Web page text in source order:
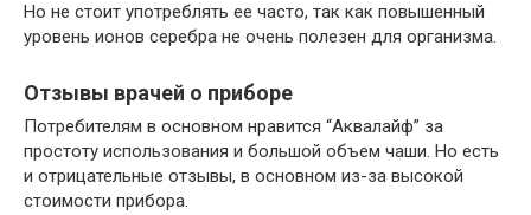
Но не стоит употреблять ее часто, так как повышенный
уровень ионов серебра не очень полезен для организма.
Отзывы врачей о приборе
Потребителям в основном нравится “Аквалайф” за
простоту использования и большой объем чаши. Но есть
и отрицательные отзывы, в основном из-за высокой
стоимости прибора.